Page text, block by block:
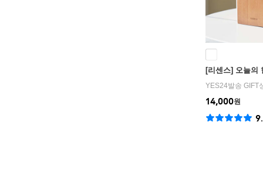
[리센스] 오늘의
YES24발송 GIFT
14,000원